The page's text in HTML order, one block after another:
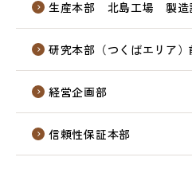
生産本部 北島工場 製造
研究本部（つくばエリア
経営企画部
信頼性保証本部